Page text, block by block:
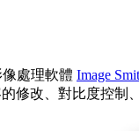
像處理軟體 Image
修改、對比度控制